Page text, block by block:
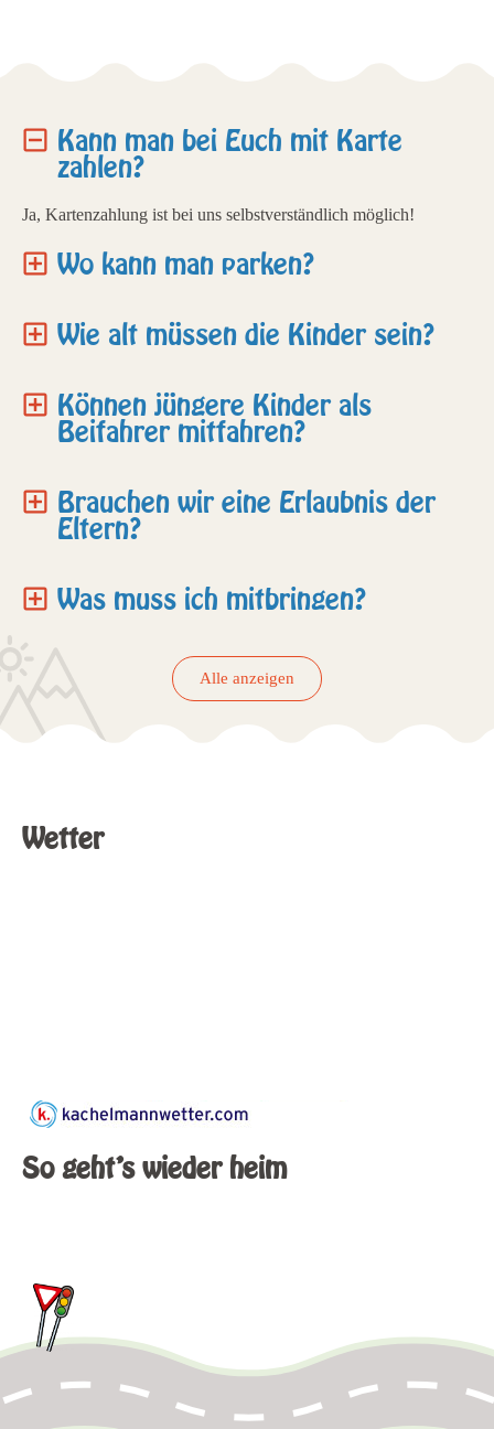
Kann man bei Euch mit Karte
zahlen?
Ja, Kartenzahlung ist bei uns selbstverständlich möglich!
Wo kann man parken?
Wie alt müssen die Kinder sein?
Können jüngere Kinder als
Beifahrer mitfahren?
Brauchen wir eine Erlaubnis der
Eltern?
Was muss ich mitbringen?
Alle anzeigen
Wetter
So geht's wieder heim